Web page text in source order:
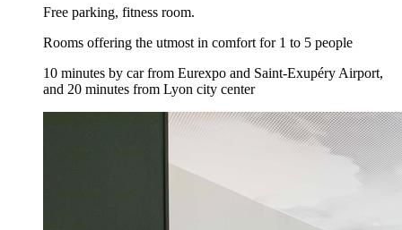
Free parking, fitness room.
Rooms offering the utmost in comfort for 1 to 5 people
10 minutes by car from Eurexpo and Saint-Exupéry Airport,
and 20 minutes from Lyon city center